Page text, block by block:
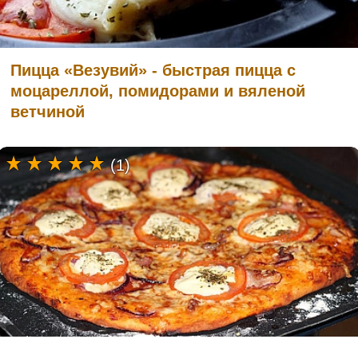
Пицца «Везувий» - быстрая пицца с
моцареллой, помидорами и вяленой
ветчиной
(1)